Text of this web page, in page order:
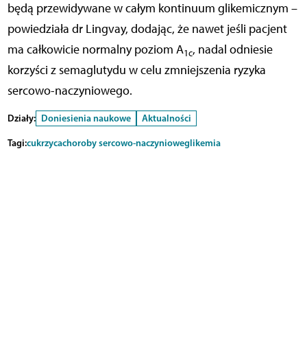
będą przewidywane w całym kontinuum glikemicznym –
powiedziała dr Lingvay, dodając, że nawet jeśli pacjent
ma całkowicie normalny poziom A1c, nadal odniesie
korzyści z semaglutydu w celu zmniejszenia ryzyka
sercowo-naczyniowego.
Działy: Doniesienia naukowe
Aktualności
Tagi:cukrzycachoroby sercowo-naczynioweglikemia